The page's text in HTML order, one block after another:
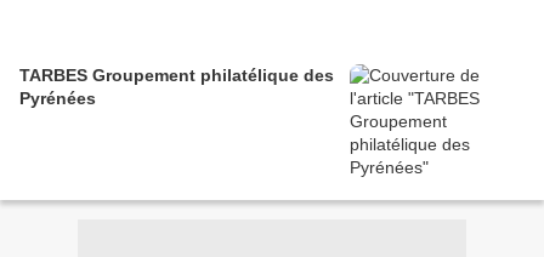
TARBES Groupement philatélique des
Pyrénées